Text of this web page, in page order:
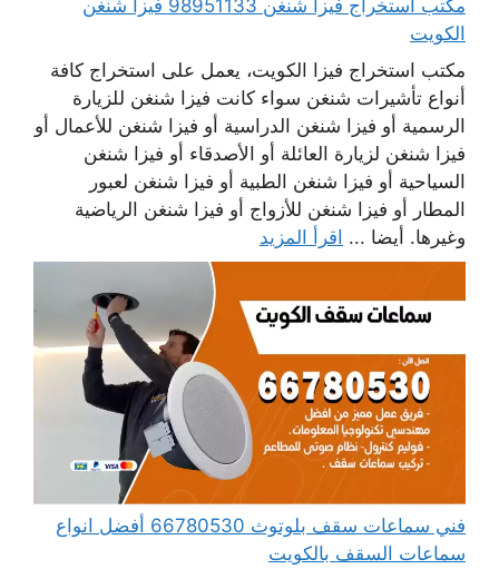
مكتب استخراج فيزا شنغن 98951133 فيزا شنغن
الكويت
مكتب استخراج فيزا الكويت، يعمل على استخراج كافة
أنواع تأشيرات شنغن سواء كانت فيزا شنغن للزيارة
الرسمية أو فيزا شنغن الدراسية أو فيزا شنغن للأعمال أو
فيزا شنغن لزيارة العائلة أو الأصدقاء أو فيزا شنغن
السياحية أو فيزا شنغن الطبية أو فيزا شنغن لعبور
المطار أو فيزا شنغن للأزواج أو فيزا شنغن الرياضية
وغيرها. أيضا ... اقرأ المزيد
فني سماعات سقف بلوتوث 66780530 أفضل انواع
سماعات السقف بالكويت